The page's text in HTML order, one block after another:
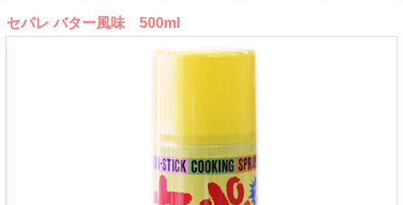
セパレ バター風味 500ml